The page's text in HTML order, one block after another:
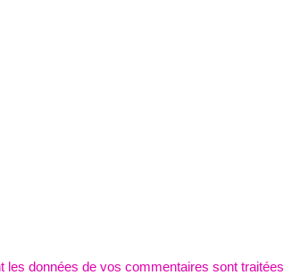
les données de vos commentaires sont traitées